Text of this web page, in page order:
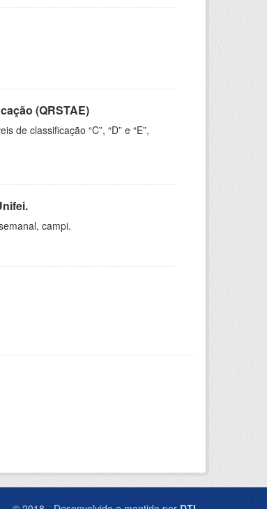
(QRSTAE)
de classificação “C”, “D” e “E”,
campi.